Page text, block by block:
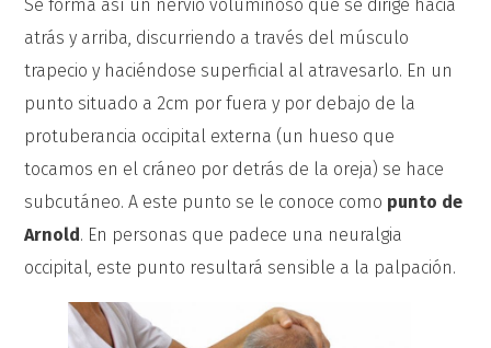
Se forma así un nervio voluminoso que se dirige hacia
atrás y arriba, discurriendo a través del músculo
trapecio y haciéndose superficial al atravesarlo. En un
punto situado a 2cm por fuera y por debajo de la
protuberancia occipital externa (un hueso que
tocamos en el cráneo por detrás de la oreja) se hace
subcutáneo. A este punto se le conoce como punto de
Arnold. En personas que padece una neuralgia
occipital, este punto resultará sensible a la palpación.